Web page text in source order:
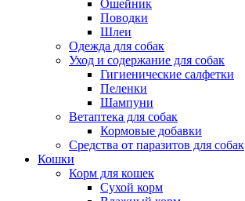
Ошейник
Поводки
Шлеи
Одежда для собак
Уход и содержание для собак
Гигиенические салфетки
Пеленки
Шампуни
Ветаптека для собак
Кормовые добавки
Средства от паразитов для собак
Кошки
Корм для кошек
Сухой корм